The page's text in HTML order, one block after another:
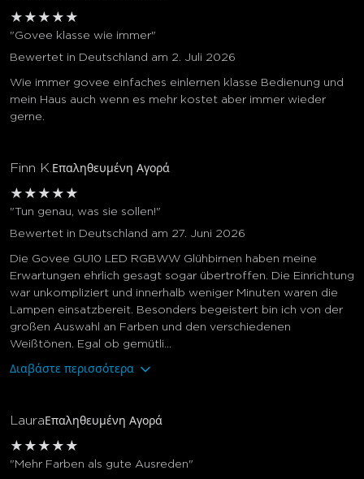
★ ★ ★ ★ ★
"Govee klasse wie immer"
Bewertet in Deutschland am 2. Juli 2026
Wie immer govee einfaches einlernen klasse Bedienung und
mein Haus auch wenn es mehr kostet aber immer wieder
gerne.
Finn K. Επαληθευμένη Αγορά
★ ★ ★ ★ ★
"Tun genau, was sie sollen!"
Bewertet in Deutschland am 27. Juni 2026
Die Govee GU10 LED RGBWW Glühbirnen haben meine
Erwartungen ehrlich gesagt sogar übertroffen. Die Einrichtung
war unkompliziert und innerhalb weniger Minuten waren die
Lampen einsatzbereit. Besonders begeistert bin ich von der
großen Auswahl an Farben und den verschiedenen
Weißtönen. Egal ob gemütli...
Διαβάστε περισσότερα
Laura Επαληθευμένη Αγορά
★ ★ ★ ★ ★
"Mehr Farben als gute Ausreden"